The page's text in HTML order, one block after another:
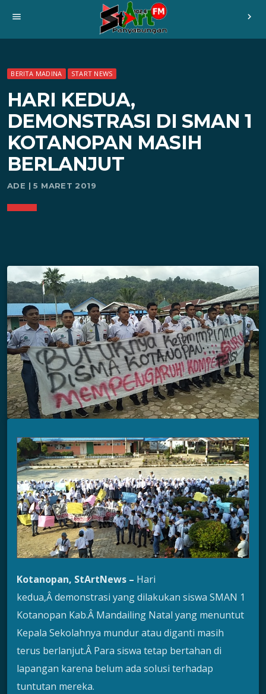
menu chevron_right
BERITA MADINA START NEWS
HARI KEDUA,
DEMONSTRASI DI SMAN 1
KOTANOPAN MASIH
BERLANJUT
ADE | 5 MARET 2019
Kotanopan, StArtNews – Hari
kedua,Â demonstrasi yang dilakukan siswa SMAN 1
Kotanopan Kab.Â Mandailing Natal yang menuntut
Kepala Sekolahnya mundur atau diganti masih
terus berlanjut.Â Para siswa tetap bertahan di
lapangan karena belum ada solusi terhadap
tuntutan mereka.